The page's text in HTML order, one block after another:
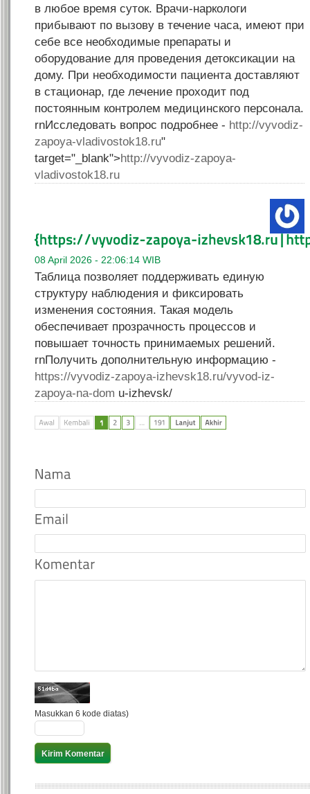
в любое время суток. Врачи-наркологи
прибывают по вызову в течение часа, имеют при
себе все необходимые препараты и
оборудование для проведения детоксикации на
дому. При необходимости пациента доставляют
в стационар, где лечение проходит под
постоянным контролем медицинского персонала.
rnИсследовать вопрос подробнее - http://vyvodiz-
zapoya-vladivostok18.ru"
target="_blank">http://vyvodiz-zapoya-
vladivostok18.ru
08 April 2026 - 22:06:14 WIB
Таблица позволяет поддерживать единую
структуру наблюдения и фиксировать
изменения состояния. Такая модель
обеспечивает прозрачность процессов и
повышает точность принимаемых решений.
rnПолучить дополнительную информацию -
https://vyvodiz-zapoya-izhevsk18.ru/vyvod-iz-
zapoya-na-dom u-izhevsk/
Masukkan 6 kode diatas)